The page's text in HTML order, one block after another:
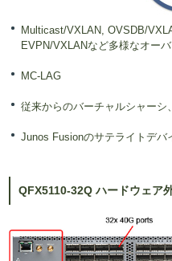
Multicast/VXLAN, OVSDB/
EVPN/VXLANなど多様なオー
MC-LAG
従来からのバーチャルシャーシ
Junos Fusionのサテライトデバ
QFX5110-32Q ハードウェア